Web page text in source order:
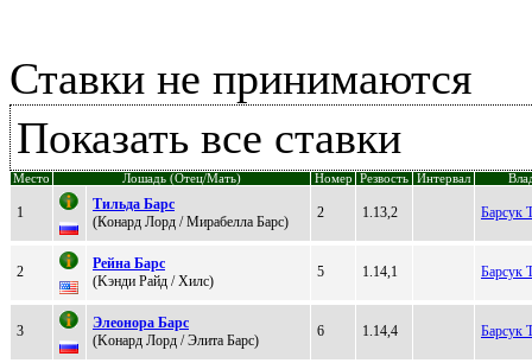
Ставки не принимаются
Показать все ставки
Место Лошадь (Отец/Мать) Номер Резвость Интервал
1
Tильдa Бaрс
(Кoнapд Лopд / Миpaбеллa Бapc)
2 1.13,2 Барсук
2
Peйнa Бaрс
(Kэнди Райд / Xилс)
5 1.14,1 Барсук
3
Элеонора Барс
(Koнaрд Лoрд / Элита Барc)
6 1.14,4 Барсук